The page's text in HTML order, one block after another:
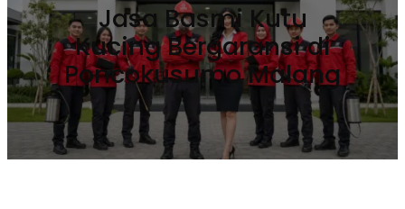
Jasa Basmi Kutu
Kucing Bergaransi di
Poncokusumo Malang